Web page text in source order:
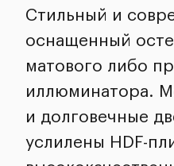
Стильный и
оснащенный
матового либо
иллюминатора.
и долговечные
услилены HDF-